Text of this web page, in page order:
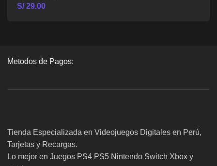
S/29.00
Metodos de Pagos:
Tienda Especializada en Videojuegos Digitales en Perú,
Tarjetas y Recargas.
Lo mejor en Juegos PS4 PS5 Nintendo Switch Xbox y